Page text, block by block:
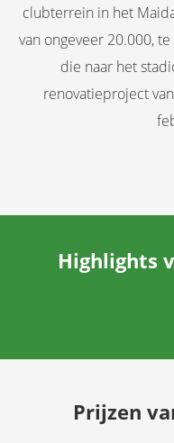
clubterrein in het
van ongeveer 20.000,
die naar het
renovatieproject
Highlights
Prijzen